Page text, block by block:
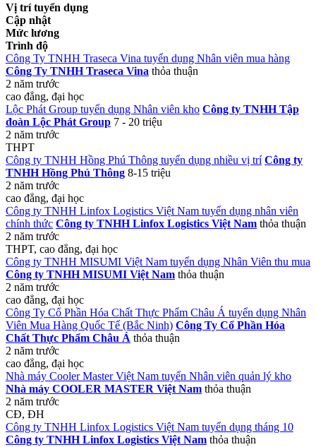
Vị trí tuyển dụng
Cập nhật
Mức lương
Trình độ
Công Ty TNHH Traseca Vina tuyển dụng Nhân viên mua hàng
Công Ty TNHH Traseca Vina thỏa thuận
2 năm trước
cao đẳng, đại học
Lộc Phát Group tuyển dụng Nhân viên kho Công ty TNHH Tập
đoàn Lộc Phát Group 7 - 20 triệu
2 năm trước
THPT
Công ty TNHH Hồng Phú Thông tuyển dụng nhiều vị trí Công ty
TNHH Hồng Phú Thông 8-15 triệu
2 năm trước
cao đẳng, đại học
Công ty TNHH Linfox Logistics Việt Nam tuyển dụng nhân viên
chính thức Công ty TNHH Linfox Logistics Việt Nam thỏa thuận
2 năm trước
THPT, cao đẳng, đại học
Công ty TNHH MISUMI Việt Nam tuyển dụng Nhân Viên thu mua
Công ty TNHH MISUMI Việt Nam thỏa thuận
2 năm trước
cao đẳng, đại học
Công Ty Cổ Phần Hóa Chất Thực Phẩm Châu Á tuyển dụng Nhân
Viên Mua Hàng Quốc Tế (Bắc Ninh) Công Ty Cổ Phần Hóa
Chất Thực Phẩm Châu Á thỏa thuận
2 năm trước
cao đẳng, đại học
Nhà máy Cooler Master Việt Nam tuyển Nhân viên quản lý kho
Nhà máy COOLER MASTER Việt Nam thỏa thuận
2 năm trước
CĐ, ĐH
Công ty TNHH Linfox Logistics Việt Nam tuyển dụng tháng 10
Công ty TNHH Linfox Logistics Việt Nam thỏa thuận